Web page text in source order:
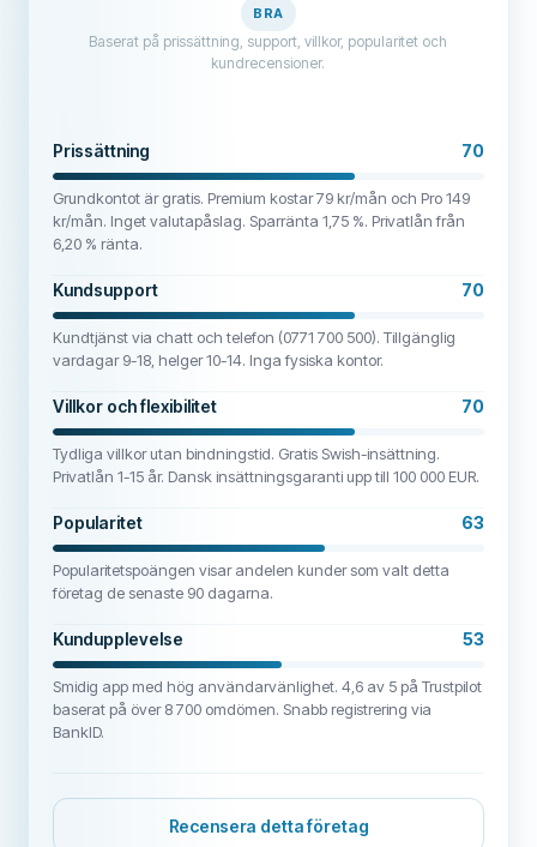
BRA
Baserat på prissättning, support, villkor, popularitet och
kundrecensioner.
Prissättning 70
Grundkontot är gratis. Premium kostar 79 kr/mån och Pro 149
kr/mån. Inget valutapåslag. Sparränta 1,75 %. Privatlån från
6,20 % ränta.
Kundsupport 70
Kundtjänst via chatt och telefon (0771 700 500). Tillgänglig
vardagar 9-18, helger 10-14. Inga fysiska kontor.
Villkor och flexibilitet 70
Tydliga villkor utan bindningstid. Gratis Swish-insättning.
Privatlån 1-15 år. Dansk insättningsgaranti upp till 100 000 EUR.
Popularitet 63
Popularitetspoängen visar andelen kunder som valt detta
företag de senaste 90 dagarna.
Kundupplevelse 53
Smidig app med hög användarvänlighet. 4,6 av 5 på Trustpilot
baserat på över 8 700 omdömen. Snabb registrering via
BankID.
Recensera detta företag